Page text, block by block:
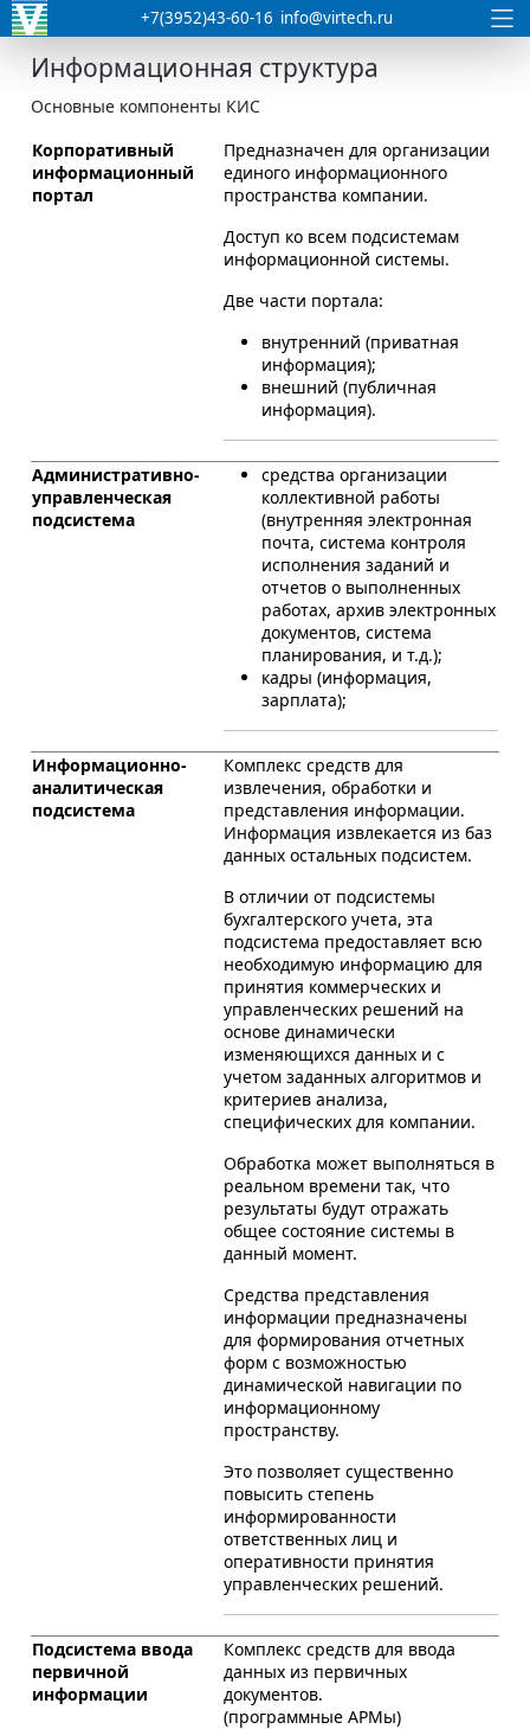
+7(3952)43-60-16 info@virtech.ru
Информационная структура
Основные компоненты КИС
Корпоративный
информационный
портал
Предназначен для организации
единого информационного
пространства компании.
Доступ ко всем подсистемам
информационной системы.
Две части портала:
внутренний (приватная
информация);
внешний (публичная
информация).
Административно-
управленческая
подсистема
средства организации
коллективной работы
(внутренняя электронная
почта, система контроля
исполнения заданий и
отчетов о выполненных
работах, архив электронных
документов, система
планирования, и т.д.);
кадры (информация,
зарплата);
Информационно-
аналитическая
подсистема
Комплекс средств для
извлечения, обработки и
представления информации.
Информация извлекается из баз
данных остальных подсистем.
В отличии от подсистемы
бухгалтерского учета, эта
подсистема предоставляет всю
необходимую информацию для
принятия коммерческих и
управленческих решений на
основе динамически
изменяющихся данных и с
учетом заданных алгоритмов и
критериев анализа,
специфических для компании.
Обработка может выполняться в
реальном времени так, что
результаты будут отражать
общее состояние системы в
данный момент.
Средства представления
информации предназначены
для формирования отчетных
форм с возможностью
динамической навигации по
информационному
пространству.
Это позволяет существенно
повысить степень
информированности
ответственных лиц и
оперативности принятия
управленческих решений.
Подсистема ввода
первичной
информации
Комплекс средств для ввода
данных из первичных
документов.
(программные АРМы)